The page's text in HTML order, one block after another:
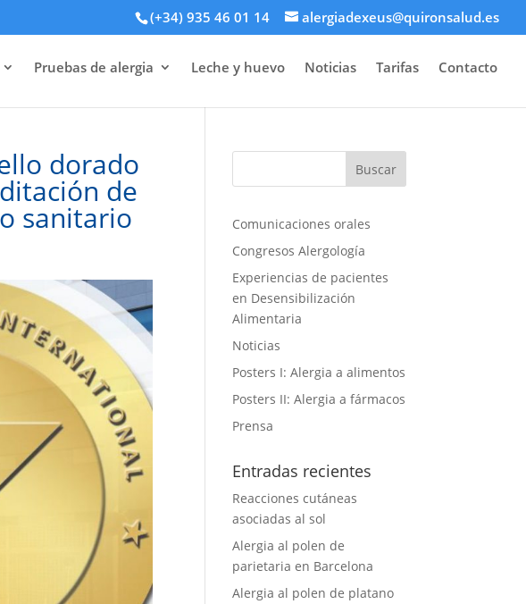
(+34) 935 46 01 14 alergiadexeus@quironsalud.es
Pruebas de alergia Leche y huevo Noticias Tarifas Contacto
dorado
de
sanitario
Comunicaciones orales
Congresos Alergología
Experiencias de pacientes
en Desensibilización
Alimentaria
Noticias
Posters I: Alergia a alimentos
Posters II: Alergia a fármacos
Prensa
Entradas recientes
Reacciones cutáneas
asociadas al sol
Alergia al polen de
parietaria en Barcelona
Alergia al polen de platano